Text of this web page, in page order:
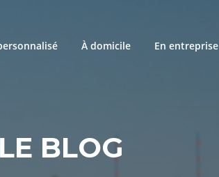
À domicile En entreprise
LE BLOG